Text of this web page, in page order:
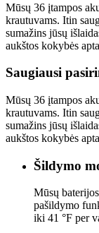
Mūsų 36 įtampos
krautuvams. Itin
sumažins jūsų
aukštos kokybės
Saugiausi
Mūsų 36 įtampos
krautuvams. Itin
sumažins jūsų
aukštos kokybės
Šildymo
Mūsų
pašildymo
iki 41 °F per